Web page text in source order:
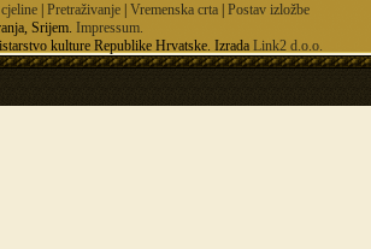
Pretraživanje Vremenska crta Postav izložbe
Srijem. Impressum.
kulture Republike Hrvatske. Izrada Link2 d.o.o.